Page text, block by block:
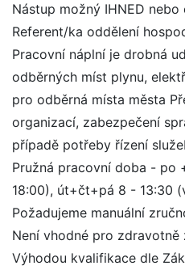
Nástup možný IHNED nebo
Referent/ka oddělení
Pracovní náplní je drobná
odběrných míst plynu,
pro odběrná místa města
organizací, zabezpečení
případě potřeby řízení
Pružná pracovní doba - po
18:00), út+čt+pá 8 - 13:30
Požadujeme manuální
Není vhodné pro zdravotně
Výhodou kvalifikace dle